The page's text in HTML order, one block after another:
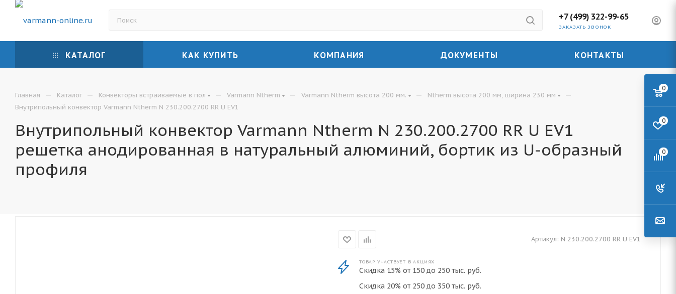
+7 (499) 322-99-65
ЗАКАЗАТЬ ЗВОНОК
КАТАЛОГ КАК КУПИТЬ КОМПАНИЯ ДОКУМЕНТЫ КОНТАКТЫ
Главная — Каталог — Конвекторы встраиваемые в пол — Varmann Ntherm — Varmann Ntherm высота 200 мм. — Ntherm высота 200 мм, ширина 230 мм —
Внутрипольный конвектор Varmann Ntherm N 230.200.2700 RR U EV1
Внутрипольный конвектор Varmann Ntherm N 230.200.2700 RR U EV1
решетка анодированная в натуральный алюминий, бортик из U-образный
профиля
Артикул: N 230.200.2700 RR U EV1
ТОВАР УЧАСТВУЕТ В АКЦИЯХ
Скидка 15% от 150 до 250 тыс. руб.
Скидка 20% от 250 до 350 тыс. руб.
0
0
0